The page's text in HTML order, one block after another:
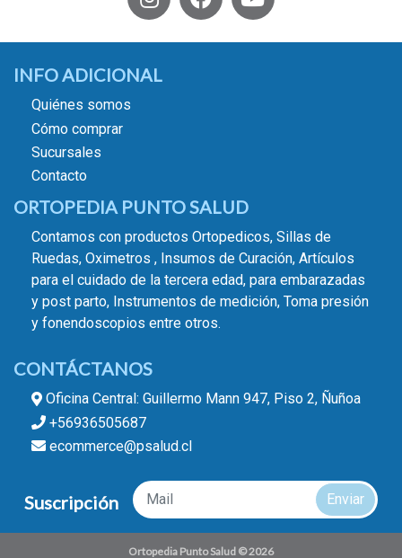
INFO ADICIONAL
Quiénes somos
Cómo comprar
Sucursales
Contacto
ORTOPEDIA PUNTO SALUD
Contamos con productos Ortopedicos, Sillas de
Ruedas, Oximetros , Insumos de Curación, Artículos
para el cuidado de la tercera edad, para embarazadas
y post parto, Instrumentos de medición, Toma presión
y fonendoscopios entre otros.
CONTÁCTANOS
Oficina Central: Guillermo Mann 947, Piso 2, Ñuñoa
+56936505687
ecommerce@psalud.cl
Suscripción Enviar
Ortopedia Punto Salud © 2026